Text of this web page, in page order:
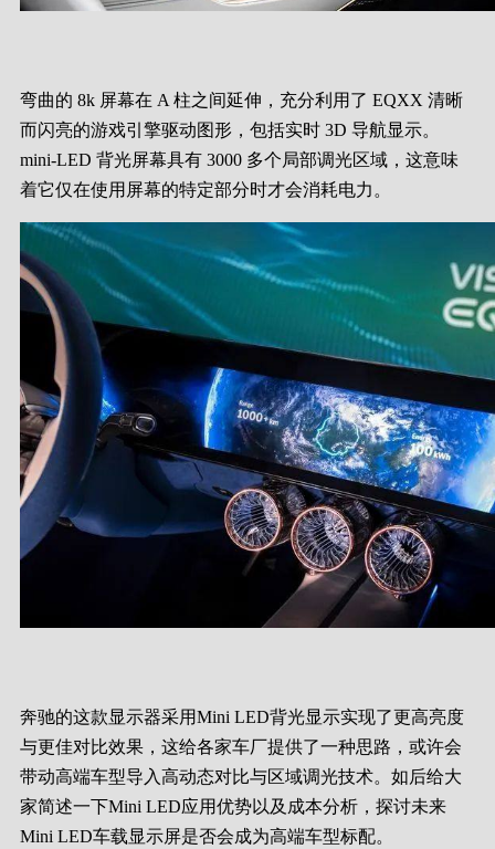
弯曲的 8k 屏幕在 A 柱之间延伸，充分利用了 EQXX 清晰
而闪亮的游戏引擎驱动图形，包括实时 3D 导航显示。
mini-LED 背光屏幕具有 3000 多个局部调光区域，这意味
着它仅在使用屏幕的特定部分时才会消耗电力。
奔驰的这款显示器采用Mini LED背光显示实现了更高亮度
与更佳对比效果，这给各家车厂提供了一种思路，或许会
带动高端车型导入高动态对比与区域调光技术。如后给大
家简述一下Mini LED应用优势以及成本分析，探讨未来
Mini LED车载显示屏是否会成为高端车型标配。